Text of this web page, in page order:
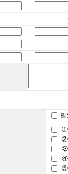
①
②
③
④
⑤